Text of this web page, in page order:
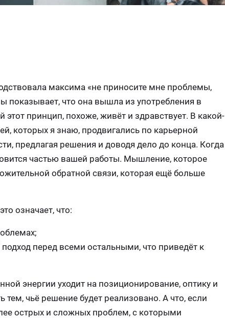
максима «не приносите мне проблемы,
показывает, что она вышла из употребления в
этот принцип, похоже, живёт и здравствует. В какой-
которых я знаю, продвигались по карьерной
предлагая решения и доводя дело до конца. Когда
частью вашей работы. Мышление, которое
обратной связи, которая ещё больше
означает, что:
подход перед всеми остальными, что приведёт к
энергии уходит на позиционирование, оптику и
чьё решение будет реализовано. А что, если
острых и сложных проблем, с которыми